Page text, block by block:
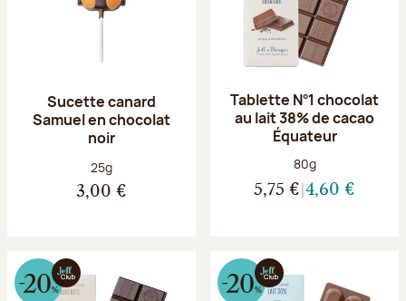
Sucette canard
Samuel en chocolat
noir
Poids net :
25g
3,00 €
Tablette N°1 chocolat
au lait 38% de cacao
Équateur
Poids net :
80g
5,75 € 4,60 €